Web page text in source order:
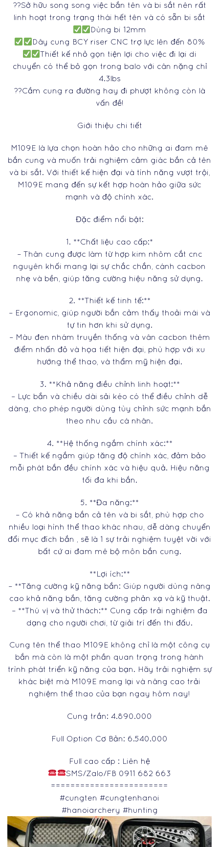
??Sở hữu song song việc bắn tên và bi sắt nên rất
linh hoạt trong trạng thái hết tên và có sẵn bi sắt
Dùng bi 12mm
Dây cung BCY riser CNC trợ lực lên đến 80%
Thiết kế nhỏ gọn tiện lợi cho việc đi lại di
chuyển có thể bỏ gọn trong balo với cân nặng chỉ
4.3lbs
??Cầm cung ra đường hay đi phượt không còn là
vấn đề!
Giới thiệu chi tiết
M109E là lựa chọn hoàn hảo cho những ai đam mê
bắn cung và muốn trải nghiệm cảm giác bắn cả tên
và bi sắt. Với thiết kế hiện đại và tính năng vượt trội,
M109E mang đến sự kết hợp hoàn hảo giữa sức
mạnh và độ chính xác.
Đặc điểm nổi bật:
1. **Chất liệu cao cấp:*
– Thân cung được làm từ hợp kim nhôm cắt cnc
nguyên khối mang lại sự chắc chắn, cánh cacbon
nhẹ và bền, giúp tăng cường hiệu năng sử dụng.
2. **Thiết kế tinh tế:**
– Ergonomic, giúp người bắn cảm thấy thoải mái và
tự tin hơn khi sử dụng.
– Màu đen nhám truyền thống và vân cacbon thêm
điểm nhấn đỏ và họa tiết hiện đại, phù hợp với xu
hướng thể thao, và thẩm mỹ hiện đại.
3. **Khả năng điều chỉnh linh hoạt:**
– Lực bắn và chiều dài sải kéo có thể điều chỉnh dễ
dàng, cho phép người dùng tùy chỉnh sức mạnh bắn
theo nhu cầu cá nhân.
4. **Hệ thống ngắm chính xác:**
– Thiết kế ngắm giúp tăng độ chính xác, đảm bảo
mỗi phát bắn đều chính xác và hiệu quả. Hiệu năng
tối đa khi bắn.
5. **Đa năng:**
– Có khả năng bắn cả tên và bi sắt, phù hợp cho
nhiều loại hình thể thao khác nhau, dễ dàng chuyển
đổi mục đích bắn , sẽ là 1 sự trải nghiệm tuyệt vời với
bất cứ ai đam mê bộ môn bắn cung.
**Lợi ích:**
– **Tăng cường kỹ năng bắn: Giúp người dùng nâng
cao khả năng bắn, tăng cường phản xạ và kỹ thuật.
– **Thú vị và thử thách:** Cung cấp trải nghiệm đa
dạng cho người chơi, từ giải trí đến thi đấu.
Cung tên thể thao M109E không chỉ là một công cụ
bắn mà còn là một phần quan trọng trong hành
trình phát triển kỹ năng của bạn. Hãy trải nghiệm sự
khác biệt mà M109E mang lại và nâng cao trải
nghiệm thể thao của bạn ngay hôm nay!
Cung trần: 4.890.000
Full Option Cơ Bản: 6.540.000
Full cao cấp : Liên hệ
SMS/Zalo/FB 0911 682 663
========================
#cungten #cungtenhanoi
#hanoiarchery #hunting